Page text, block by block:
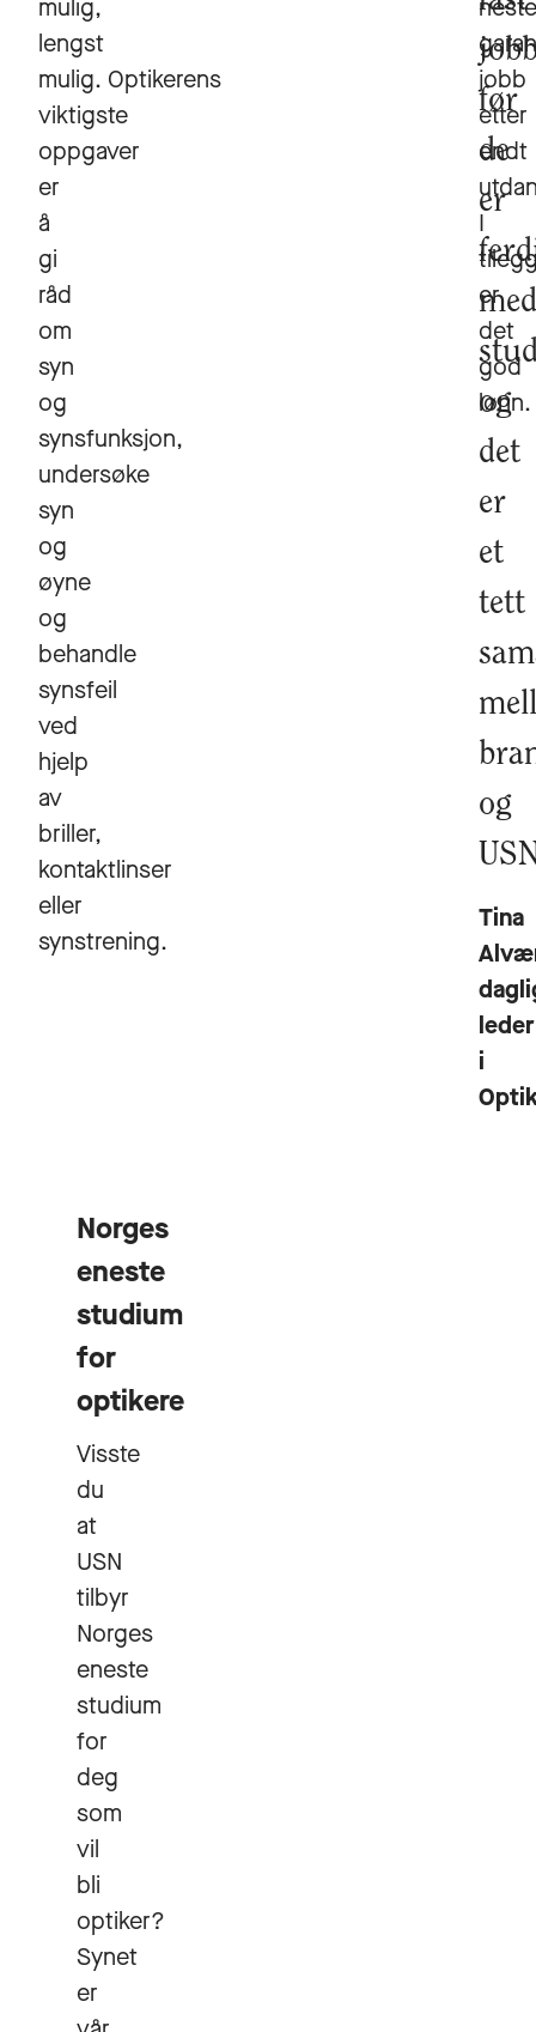
mulig,
lengst
mulig. Optikerens
viktigste
oppgaver
er
å
gi
råd
om
syn
og
synsfunksjon,
undersøke
syn
og
øyne
og
behandle
synsfeil
ved
hjelp
av
briller,
kontaktlinser
eller
synstrening.
jobb
etter
endt
I
er
det
god
lønn.
før
de
er
med
og
det
er
et
tett
og
Tina
leder
i
Norges
eneste
studium
for
optikere
Visste
du
at
USN
tilbyr
Norges
eneste
studium
for
deg
som
vil
bli
optiker?
Synet
er